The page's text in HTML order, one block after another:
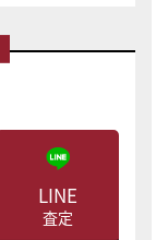
LINE
査定